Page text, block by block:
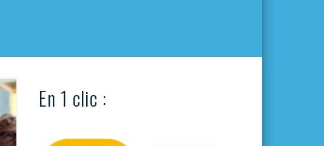
En 1 clic :